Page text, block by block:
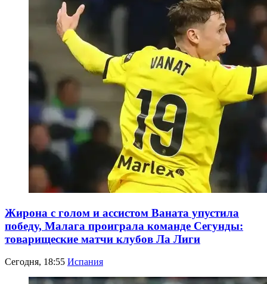
Жирона с голом и ассистом Ваната упустила
победу, Малага проиграла команде Сегунды:
товарищеские матчи клубов Ла Лиги
Сегодня, 18:55 Испания